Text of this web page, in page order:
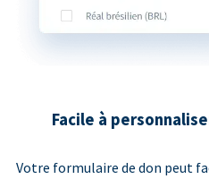
Facile à
Votre formulaire de don peut